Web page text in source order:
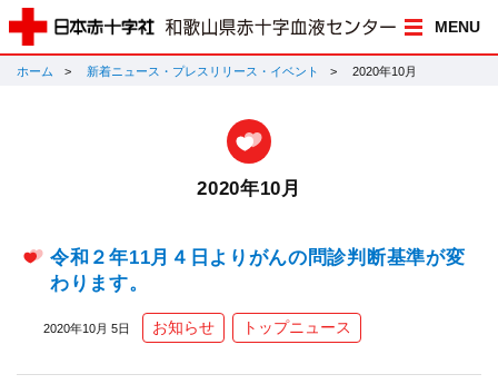
MENU
ホーム 新着ニュース・プレスリリース・イベント 2020年10月
2020年10月
令和２年11月４日よりがんの問診判断基準が変
わります。
2020年10月 5日 お知らせ トップニュース